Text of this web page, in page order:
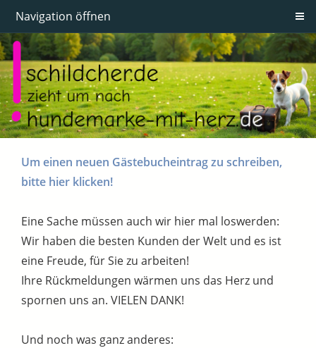
Navigation öffnen
Um einen neuen Gästebucheintrag zu schreiben,
bitte hier klicken!
Eine Sache müssen auch wir hier mal loswerden:
Wir haben die besten Kunden der Welt und es ist
eine Freude, für Sie zu arbeiten!
Ihre Rückmeldungen wärmen uns das Herz und
spornen uns an. VIELEN DANK!
Und noch was ganz anderes: